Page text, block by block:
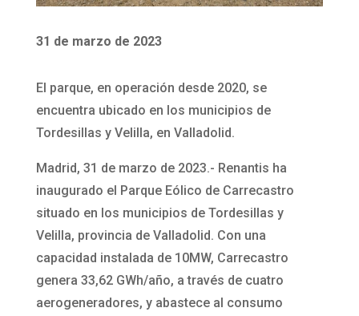
31 de marzo de 2023
El parque, en operación desde 2020, se
encuentra ubicado en los municipios de
Tordesillas y Velilla, en Valladolid.
Madrid, 31 de marzo de 2023.- Renantis ha
inaugurado el Parque Eólico de Carrecastro
situado en los municipios de Tordesillas y
Velilla, provincia de Valladolid. Con una
capacidad instalada de 10MW, Carrecastro
genera 33,62 GWh/año, a través de cuatro
aerogeneradores, y abastece al consumo